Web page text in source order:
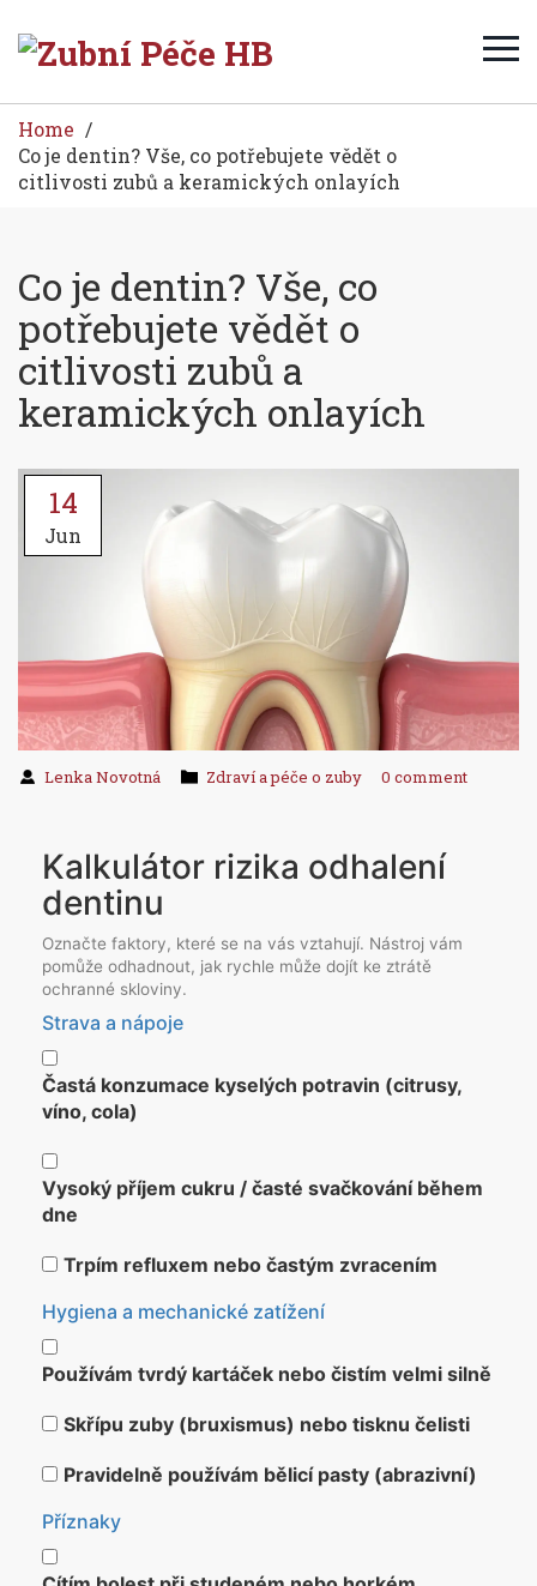
Home
Co je dentin? Vše, co potřebujete vědět o
citlivosti zubů a keramických onlayích
Co je dentin? Vše, co
potřebujete vědět o
citlivosti zubů a
keramických onlayích
14
Jun
Lenka Novotná Zdraví a péče o zuby 0 comment
Kalkulátor rizika odhalení
dentinu
Označte faktory, které se na vás vztahují. Nástroj vám
pomůže odhadnout, jak rychle může dojít ke ztrátě
ochranné skloviny.
Strava a nápoje
Častá konzumace kyselých potravin (citrusy,
víno, cola)
Vysoký příjem cukru / časté svačkování během
dne
Trpím refluxem nebo častým zvracením
Hygiena a mechanické zatížení
Používám tvrdý kartáček nebo čistím velmi silně
Skřípu zuby (bruxismus) nebo tisknu čelisti
Pravidelně používám bělicí pasty (abrazivní)
Příznaky